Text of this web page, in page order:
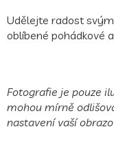
Udělejte radost
oblíbené pohádkové
Fotografie je pouze
mohou mírně
nastavení vaší